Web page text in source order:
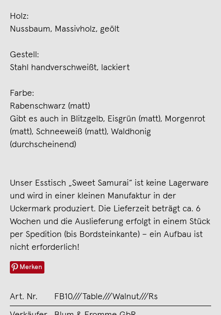
Holz:
Nussbaum, Massivholz, geölt
Gestell:
Stahl handverschweißt, lackiert
Farbe:
Rabenschwarz (matt)
Gibt es auch in Blitzgelb, Eisgrün (matt), Morgenrot
(matt), Schneeweiß (matt), Waldhonig
(durchscheinend)
Unser Esstisch „Sweet Samurai“ ist keine Lagerware
und wird in einer kleinen Manufaktur in der
Uckermark produziert. Die Lieferzeit beträgt ca. 6
Wochen und die Auslieferung erfolgt in einem Stück
per Spedition (bis Bordsteinkante) – ein Aufbau ist
nicht erforderlich!
Merken
Art. Nr. FB10///Table///Walnut///Rs